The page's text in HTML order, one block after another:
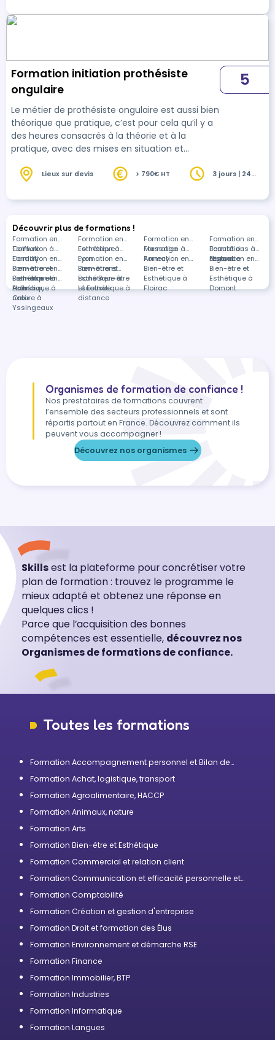
Formation initiation prothésiste
ongulaire
Le métier de prothésiste ongulaire est aussi bien
théorique que pratique, c’est pour cela qu’il y a
des heures consacrés à la théorie et à la
pratique, avec des mises en situation et
modèles humains ou main d’entrainement qui
5
Lieux sur devis > 790€ HT
3 jours | 24
Découvrir plus de formations !
Formation en
Coiffure
Formation en
Esthétique
Formation en
Massage
Formation en
Beauté du
regard
Formation à
Dardilly
Formation à
Lyon
Formation à
Annecy
Formations à
distance
Formation en
Bien-être et
Esthétique à
Ham
Formation en
Bien-être et
Esthétique à
Lécousse
Formation en
Bien-être et
Esthétique à
Floirac
Formation en
Bien-être et
Esthétique à
Domont
Formation en
Bien-être et
Esthétique à
Croix
Formations
dans Bien-être
et Esthétique à
distance
Formation en
Animaux,
nature à
Yssingeaux
Organismes de formation de confiance !
Nos prestataires de formations couvrent
l’ensemble des secteurs professionnels et sont
répartis partout en France. Découvrez comment ils
peuvent vous accompagner !
Découvrez nos organismes
Skillsest la plateforme pour concrétiser votre
plan de formation : trouvez le programme le
mieux adapté et obtenez une réponse en
quelques clics !
Parce que l’acquisition des bonnes
compétences est essentielle, découvrez nos
Organismes de formations de confiance.
Toutes les formations
Formation Accompagnement personnel et Bilan de
Formation Achat, logistique, transport
Formation Agroalimentaire, HACCP
Formation Animaux, nature
Formation Arts
Formation Bien-être et Esthétique
Formation Commercial et relation client
Formation Communication et efficacité personnelle et
Formation Comptabilité
Formation Création et gestion d'entreprise
Formation Droit et formation des Élus
Formation Environnement et démarche RSE
Formation Finance
Formation Immobilier, BTP
Formation Industries
Formation Informatique
Formation Langues